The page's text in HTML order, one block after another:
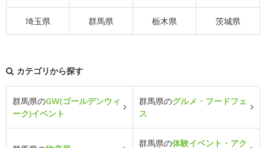
埼玉県 群馬県 栃木県 茨城県
カテゴリから探す
群馬県のGW(ゴールデンウィ
ーク)イベント
群馬県のグルメ・フードフェ
ス
群馬県の体験イベント・アク